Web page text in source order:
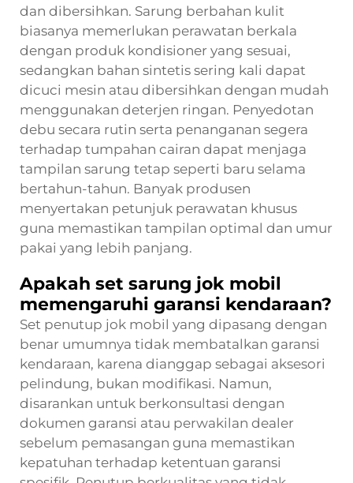
dan dibersihkan. Sarung berbahan kulit
biasanya memerlukan perawatan berkala
dengan produk kondisioner yang sesuai,
sedangkan bahan sintetis sering kali dapat
dicuci mesin atau dibersihkan dengan mudah
menggunakan deterjen ringan. Penyedotan
debu secara rutin serta penanganan segera
terhadap tumpahan cairan dapat menjaga
tampilan sarung tetap seperti baru selama
bertahun-tahun. Banyak produsen
menyertakan petunjuk perawatan khusus
guna memastikan tampilan optimal dan umur
pakai yang lebih panjang.
Apakah set sarung jok mobil
memengaruhi garansi kendaraan?
Set penutup jok mobil yang dipasang dengan
benar umumnya tidak membatalkan garansi
kendaraan, karena dianggap sebagai aksesori
pelindung, bukan modifikasi. Namun,
disarankan untuk berkonsultasi dengan
dokumen garansi atau perwakilan dealer
sebelum pemasangan guna memastikan
kepatuhan terhadap ketentuan garansi